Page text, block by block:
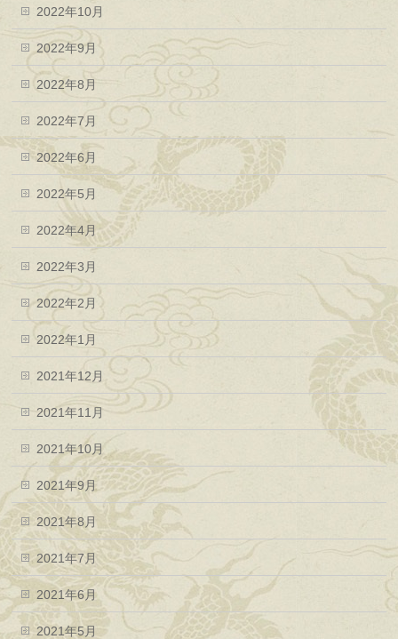
2022年10月
2022年9月
2022年8月
2022年7月
2022年6月
2022年5月
2022年4月
2022年3月
2022年2月
2022年1月
2021年12月
2021年11月
2021年10月
2021年9月
2021年8月
2021年7月
2021年6月
2021年5月